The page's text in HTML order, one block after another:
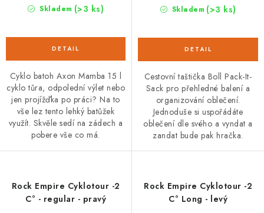
Skladem (>3 ks)
Cyklo batoh Axon Mamba 15 l
cyklo tůra, odpolední výlet nebo
jen projížďka po práci? Na to
vše lez tento lehký batůžek
využít. Skvěle sedí na zádech a
pobere vše co má.
Skladem (>3 ks)
Cestovní taštička Boll Pack-It-
Sack pro přehledné balení a
organizování oblečení.
Jednoduše si uspořádáte
oblečení dle svého a vyndat a
zandat bude pak hračka.
Rock Empire Cyklotour -2
C° - regular - pravý
Rock Empire Cyklotour -2
C° Long - levý